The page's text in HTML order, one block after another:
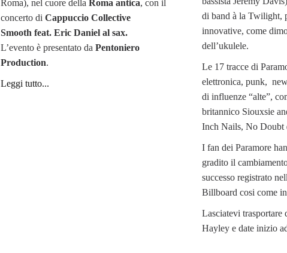
Roma), nel cuore della Roma antica, con il
concerto di Cappuccio Collective
Smooth feat. Eric Daniel al sax.
L’evento è presentato da Pentoniero
Production.
Leggi tutto...
di band à la Twilight,
innovative, come
dell’ukulele.
Le 17 tracce di
elettronica, punk,
di influenze “alte”,
britannico Siouxsie
Inch Nails, No Doubt
I fan dei Paramore
gradito il
successo registrato
Billboard cosi come
Lasciatevi trasportare
Hayley e date inizio